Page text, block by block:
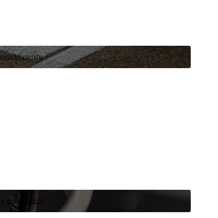
závody.
pro automobil